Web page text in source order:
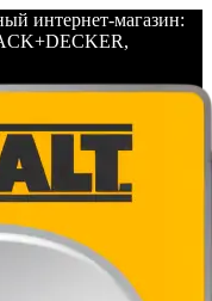
интернет-магазин: